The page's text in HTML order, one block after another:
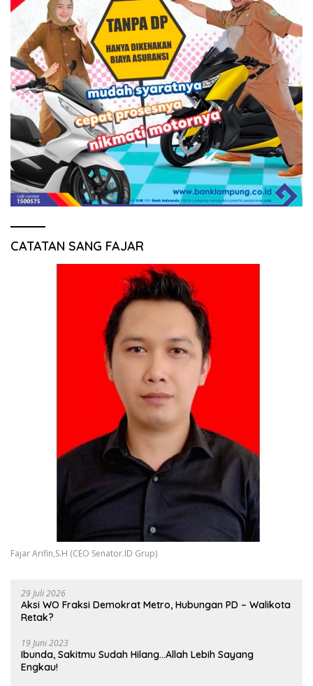
CATATAN SANG FAJAR
Fajar Arifin,S.H (CEO Senator.ID Grup)
29 Juli 2026
Aksi WO Fraksi Demokrat Metro, Hubungan PD – Walikota
Retak?
19 Juni 2023
Ibunda, Sakitmu Sudah Hilang…Allah Lebih Sayang
Engkau!